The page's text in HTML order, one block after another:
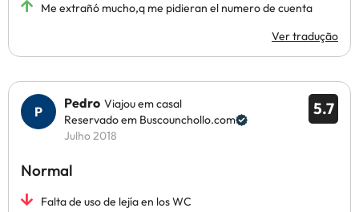
Me extrañó mucho,q me pidieran el numero de cuenta
Ver tradução
5.7
Pedro Viajou em casal
Reservado em Buscounchollo.com
Julho 2018
Normal
Falta de uso de lejía en los WC